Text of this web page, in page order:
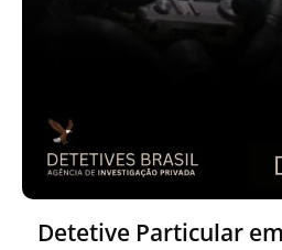
Detetive Particular